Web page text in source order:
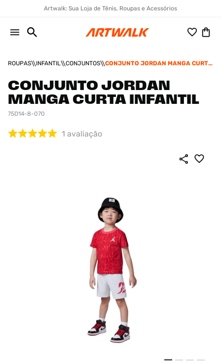
Artwalk: Sua Loja de Tênis, Roupas e Acessórios
ROUPAS INFANTIL CONJUNTOS
CONJUNTO JORDAN MANGA CURTA
CONJUNTO JORDAN
MANGA CURTA INFANTIL
75D14-8-070
1 avaliação